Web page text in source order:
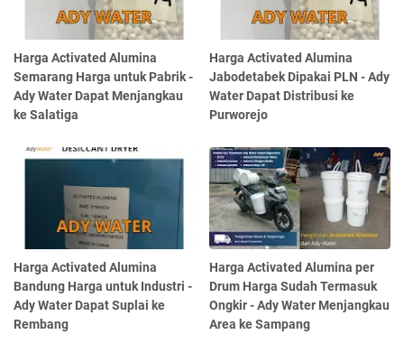
Harga Activated Alumina
Semarang Harga untuk Pabrik -
Ady Water Dapat Menjangkau
ke Salatiga
Harga Activated Alumina
Jabodetabek Dipakai PLN - Ady
Water Dapat Distribusi ke
Purworejo
Harga Activated Alumina
Bandung Harga untuk Industri -
Ady Water Dapat Suplai ke
Rembang
Harga Activated Alumina per
Drum Harga Sudah Termasuk
Ongkir - Ady Water Menjangkau
Area ke Sampang